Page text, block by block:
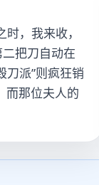
，我来收，
把刀自动在
刀派”则疯狂销
而那位夫人的